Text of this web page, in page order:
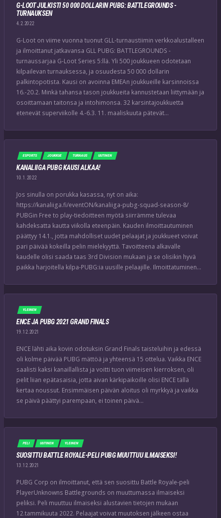
G-LOOT JULKISTI 50 000 DOLLARIN PUBG: BATTLEGROUNDS -
TURNAUKSEN
4.2.2022
G-Loot on viime vuonna tuonut GLL-turnaustiimin verkkoalustalleen
ja ilmoittanut jatkavansa GLL PUBG: BATTLEGROUNDS -
turnaussarjaa G-Loot Series 5:llä. Yli 500 joukkueen odotetaan
kilpailevan turnauksessa, ja osuudesta 50 000 dollarin
palkintopotista. Kausi on avoinna EMEAn joukkueille karsinnoissa
16.-20.2. Minkä tahansa tason joukkueita kannustetaan liittymään ja
osoittamaan taitonsa ja intohimonsa. 32 karsintajoukkuetta
etenevät superviikolle 4.-6.3. 11. maaliskuuta pätevät…
ESPORTS JOUKKUE TURNAUS UUTINEN
KANALIIGA PUBG KAUSI ALKAA!
10.1.2022
Jos sinulla on porukka kasassa, nyt on aika:
https://kanaliiga.fi/eventON/kanaliiga-pubg-squad-season-8/
PUBGin Free to play-tiedoitteen myötä siirrämme tulevaa
kahdeksatta kautta viikolla eteenpäin. Kauden ilmoittautuminen
päättyy 14.1., jotta mahdolliset uudet pelaajat ja joukkueet voivat
pari päivää kokeilla pelin mielekyyttä. Tavoitteena alkavalle
kaudelle olisi saada taas 3rd Division mukaan ja se olisikin hyvä
paikka harjoitella kilpa-PUBG:ia uusille pelaajille. Ilmoittatuminen…
YLEINEN
ENCE JA PUBG 2021 GRAND FINALS
19.12.2021
ENCE lähti aika kovin odotuksin Grand Finals taisteluihin ja edessä
oli kolme päivää PUBG mättöä ja yhteensä 15 ottelua. Vaikka ENCE
saalisti kaksi kanaillallista ja voitti tuon viimeisen kierroksen, oli
pelit liian epätasaisia, jotta aivan kärkipaikoille olisi ENCE tällä
kertaa noussut. Ensimmäisen päivän aloitus oli myrkkyä ja vaikka
se päivä päättyi parempaan, ei toinen päivä…
PELI UUTINEN YLEINEN
SUOSITTU BATTLE ROYALE-PELI PUBG MUUTTUU ILMAISEKSI!
13.12.2021
PUBG Corp on ilmoittanut, että sen suosittu Battle Royale-peli
PlayerUnknowns Battlegrounds on muuttumassa ilmaiseksi
peliksi. Peli muuttuu ilmaiseksi alustavien tietojen mukaan
12.tammikuuta 2022. Pelaajat voivat muutoksen jälkeen ostaa